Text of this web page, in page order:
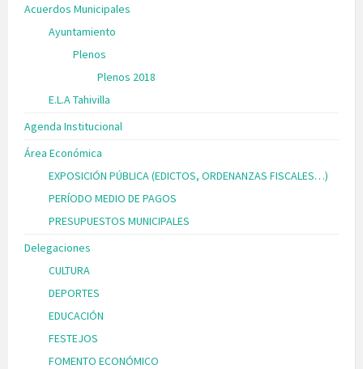
Acuerdos Municipales
Ayuntamiento
Plenos
Plenos 2018
E.L.A Tahivilla
Agenda Institucional
Área Económica
EXPOSICIÓN PÚBLICA (EDICTOS, ORDENANZAS FISCALES…)
PERÍODO MEDIO DE PAGOS
PRESUPUESTOS MUNICIPALES
Delegaciones
CULTURA
DEPORTES
EDUCACIÓN
FESTEJOS
FOMENTO ECONÓMICO